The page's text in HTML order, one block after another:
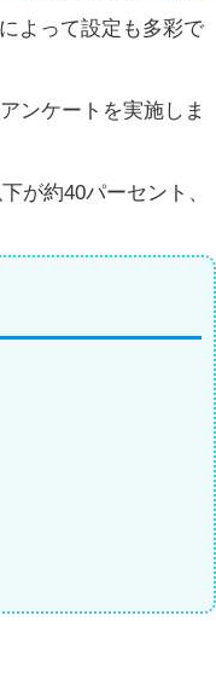
よって設定も多彩で
ンケートを実施しま
が約40パーセント、